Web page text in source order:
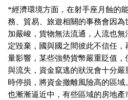
*經濟環境方面，在射手座月蝕的
務、貿易、旅遊相關的事務會因
加嚴峻，貨物無法流通，人流也
定毀棄，國與國之間彼此不信任
量影響，某些強勢貨幣嚴重貶值
與流失，資金竄逃的狀況會十分
時停損，將資金撤離風險高的區
也漸漸逼近中，有些區域的房地